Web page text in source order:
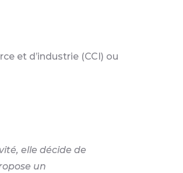
et d’industrie (CCI) ou
elle décide de
un